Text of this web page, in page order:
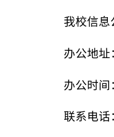
我校信息
办公地
办公时
联系电